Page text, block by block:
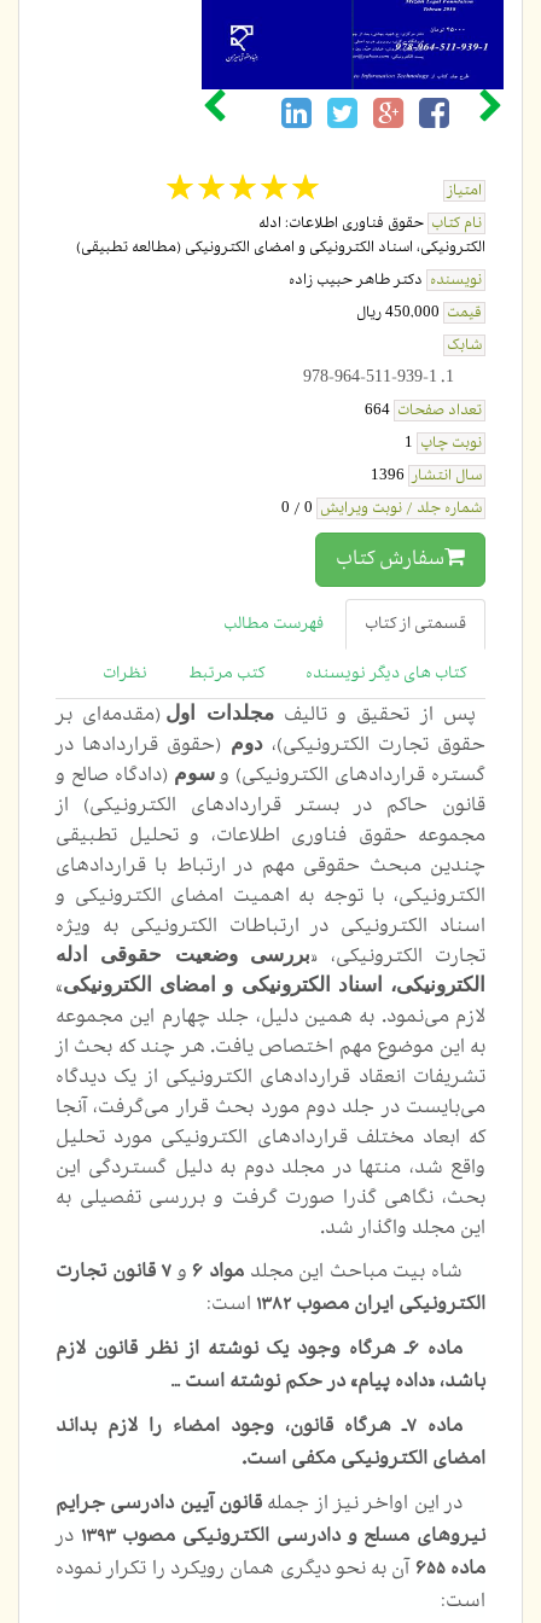
امتیاز ☆☆☆☆☆
★★★★★
نام کتاب حقوق فناوری اطلاعات: ادله
الکترونیکی، اسناد الکترونیکی و امضای الکترونیکی (مطالعه تطبیقی)
نویسنده دکتر طاهر حبیب زاده
قیمت 450,000 ریال
شابک
978-964-511-939-1
تعداد صفحات 664
نوبت چاپ 1
سال انتشار
1396
شماره جلد / نوبت ویرایش 0 / 0
سفارش کتاب
قسمتی از کتاب فهرست مطالب
کتاب های دیگر نویسنده کتب مرتبط نظرات
پس از تحقیق و تالیفمجلدات اول (مقدمه‌ای بر
حقوق تجارت الکترونیکی)،دوم (حقوق قراردادها در
گستره قراردادهای الکترونیکی) وسوم (دادگاه صالح و
قانون حاکم در بستر قراردادهای الکترونیکی) از
مجموعه حقوق فناوری اطلاعات، و تحلیل تطبیقی
چندین مبحث حقوقی مهم در ارتباط با قراردادهای
الکترونیکی، با توجه به اهمیت امضای الکترونیکی و
اسناد الکترونیکی در ارتباطات الکترونیکی به ویژه
تجارت الکترونیکی، «بررسی وضعیت حقوقی ادله
الکترونیکی، اسناد الکترونیکی و امضای الکترونیکی»
لازم می‌نمود. به همین دلیل، جلد چهارم این مجموعه
به این موضوع مهم اختصاص یافت. هر چند که بحث از
تشریفات انعقاد قراردادهای الکترونیکی از یک دیدگاه
می‌بایست در جلد دوم مورد بحث قرار می‌گرفت، آنجا
که ابعاد مختلف قراردادهای الکترونیکی مورد تحلیل
واقع شد، منتها در مجلد دوم به دلیل گستردگی این
بحث، نگاهی گذرا صورت گرفت و بررسی تفصیلی به
این مجلد واگذار شد.
شاه بیت مباحث این مجلد مواد ۶ و
۷ قانون تجارت
الکترونیکی ایران مصوب ۱۳۸۲
است:
ماده ۶ـ هرگاه وجود یک نوشته از نظر قانون لازم
باشد، «‌داده پیام» در حکم نوشته ‌است…
ماده ۷ـ هرگاه قانون، وجود امضاء را لازم بداند
امضای الکترونیکی مکفی است.
در این اواخر نیز از جمله قانون آیین دادرسی جرایم
نیروهای مسلح و دادرسی الكترونیكی مصوب ۱۳۹۳
در
ماده ۶۵۵
آن به نحو دیگری همان رویکرد را تکرار نموده
است: